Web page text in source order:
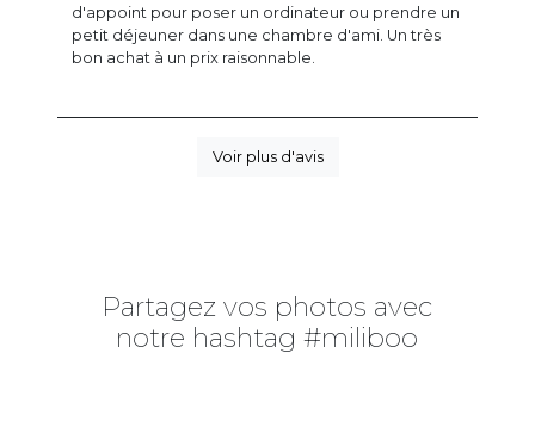
d'appoint pour poser un ordinateur ou prendre un
petit déjeuner dans une chambre d'ami. Un très
bon achat à un prix raisonnable.
Voir plus d'avis
Partagez vos photos avec
notre hashtag #miliboo